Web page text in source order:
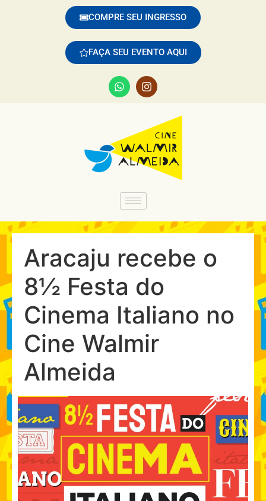
COMPRE SEU INGRESSO
FAÇA SEU EVENTO AQUI
Aracaju recebe o
8½ Festa do
Cinema Italiano no
Cine Walmir
Almeida